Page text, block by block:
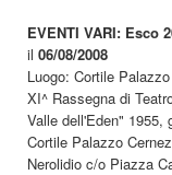
EVENTI VARI: Esco
il 06/08/2008
Luogo: Cortile
XI^ Rassegna di
Valle dell'Eden" 1955,
Cortile Palazzo
Nerolidio c/o Piazza